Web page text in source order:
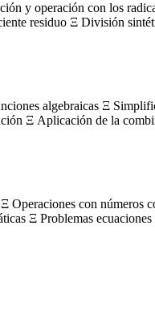
y operación con los
residuo Ξ División
algebraicas Ξ
Ξ Aplicación de la
con números
Ξ Problemas